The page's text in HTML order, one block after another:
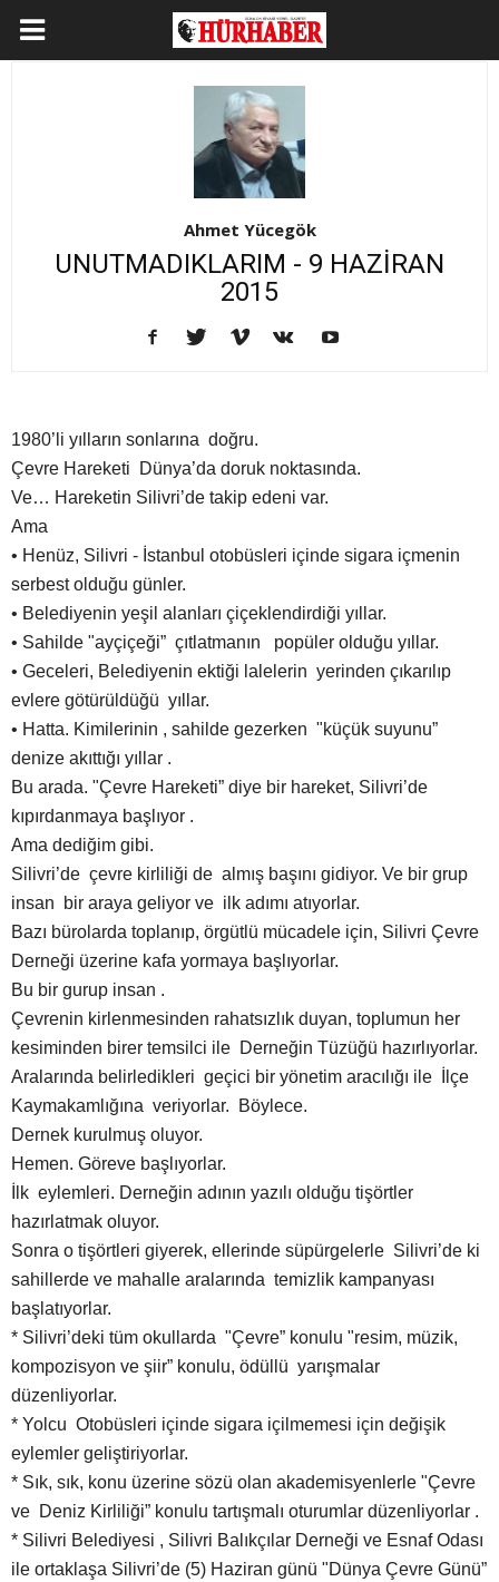
Ahmet Yücegök
UNUTMADIKLARIM - 9 HAZİRAN
2015
1980’li yılların sonlarına doğru.
Çevre Hareketi Dünya’da doruk noktasında.
Ve… Hareketin Silivri’de takip edeni var.
Ama
• Henüz, Silivri - İstanbul otobüsleri içinde sigara içmenin
serbest olduğu günler.
• Belediyenin yeşil alanları çiçeklendirdiği yıllar.
• Sahilde "ayçiçeği” çıtlatmanın popüler olduğu yıllar.
• Geceleri, Belediyenin ektiği lalelerin yerinden çıkarılıp
evlere götürüldüğü yıllar.
• Hatta. Kimilerinin , sahilde gezerken "küçük suyunu”
denize akıttığı yıllar .
Bu arada. "Çevre Hareketi” diye bir hareket, Silivri’de
kıpırdanmaya başlıyor .
Ama dediğim gibi.
Silivri’de çevre kirliliği de almış başını gidiyor. Ve bir grup
insan bir araya geliyor ve ilk adımı atıyorlar.
Bazı bürolarda toplanıp, örgütlü mücadele için, Silivri Çevre
Derneği üzerine kafa yormaya başlıyorlar.
Bu bir gurup insan .
Çevrenin kirlenmesinden rahatsızlık duyan, toplumun her
kesiminden birer temsilci ile Derneğin Tüzüğü hazırlıyorlar.
Aralarında belirledikleri geçici bir yönetim aracılığı ile İlçe
Kaymakamlığına veriyorlar. Böylece.
Dernek kurulmuş oluyor.
Hemen. Göreve başlıyorlar.
İlk eylemleri. Derneğin adının yazılı olduğu tişörtler
hazırlatmak oluyor.
Sonra o tişörtleri giyerek, ellerinde süpürgelerle Silivri’de ki
sahillerde ve mahalle aralarında temizlik kampanyası
başlatıyorlar.
* Silivri’deki tüm okullarda "Çevre” konulu "resim, müzik,
kompozisyon ve şiir” konulu, ödüllü yarışmalar
düzenliyorlar.
* Yolcu Otobüsleri içinde sigara içilmemesi için değişik
eylemler geliştiriyorlar.
* Sık, sık, konu üzerine sözü olan akademisyenlerle "Çevre
ve Deniz Kirliliği” konulu tartışmalı oturumlar düzenliyorlar .
* Silivri Belediyesi , Silivri Balıkçılar Derneği ve Esnaf Odası
ile ortaklaşa Silivri’de (5) Haziran günü "Dünya Çevre Günü”